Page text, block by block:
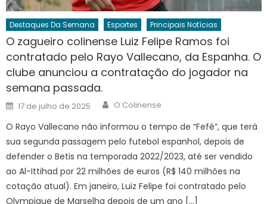
Destaques Da Semana Esportes Principais Notícias
O zagueiro colinense Luiz Felipe Ramos foi
contratado pelo Rayo Vallecano, da Espanha. O
clube anunciou a contratação do jogador na
semana passada.
Posted
on
17 de julho de 2025 Author
O Colinense
O Rayo Vallecano não informou o tempo de “Fefê”, que terá
sua segunda passagem pelo futebol espanhol, depois de
defender o Betis na temporada 2022/2023, até ser vendido
ao Al-Ittihad por 22 milhões de euros (R$ 140 milhões na
cotação atual). Em janeiro, Luiz Felipe foi contratado pelo
Olympique de Marselha depois de um ano […]